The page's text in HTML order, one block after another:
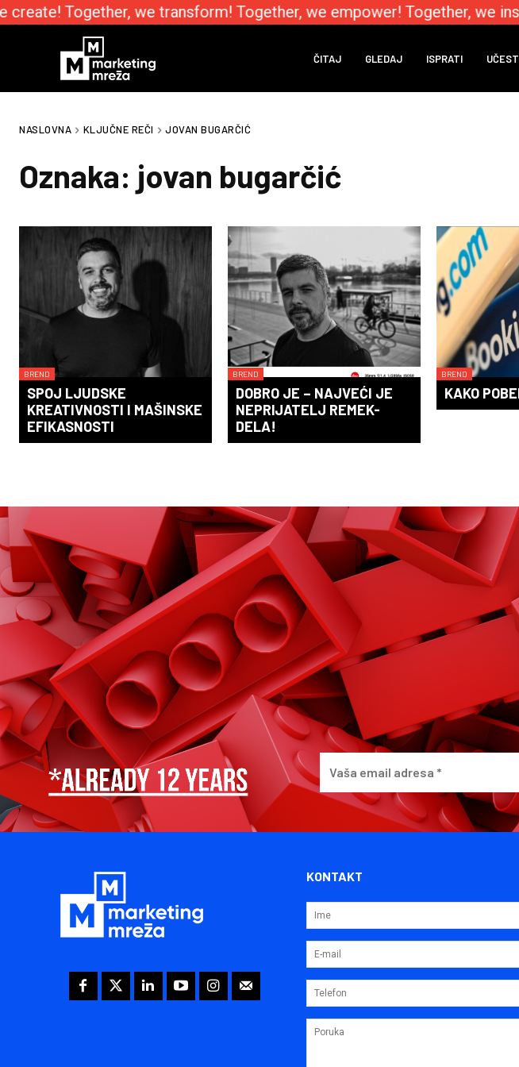
create! Together, we transform! Together, we empower! Together, we
ČITAJ GLEDAJ ISPRATI
NASLOVNA KLJUČNE REČI JOVAN BUGARČIĆ
Oznaka: jovan bugarčić
BREND
SPOJ LJUDSKE
KREATIVNOSTI I MAŠINSKE
EFIKASNOSTI
BREND
DOBRO JE – NAJVEĆI JE
NEPRIJATELJ REMEK-
DELA!
BREND
KAKO
KONTAKT